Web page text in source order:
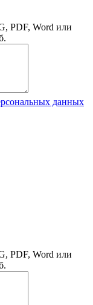
PDF, Word или
данных
PDF, Word или